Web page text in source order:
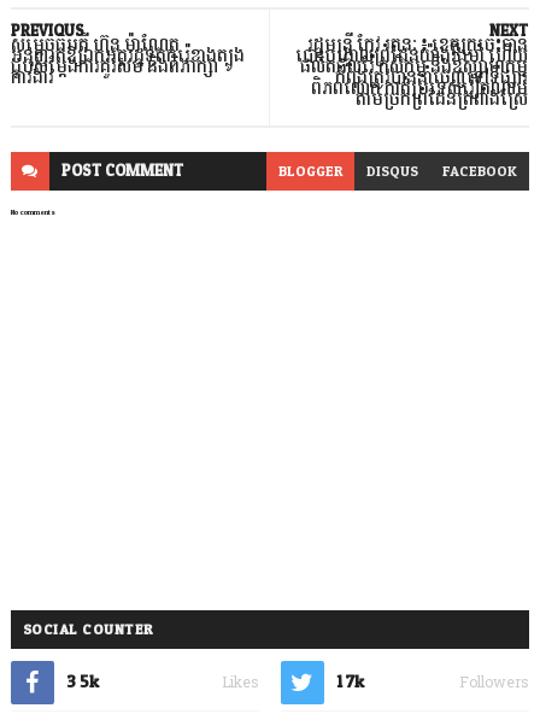
NEXT
រដ្ឋមន្ត្រី កែវ រតនៈ៖ ខេត្តក្រចេះបាន
បោះបង្គោលព្រំដែនយ៉ាងរឹងមាំ ហើយ
ផលិតផលរ៉ែ កសិកម្ម និងឧស្សាហកម្ម
កំពុងត្រូវបាននាំចេញទៅទីផ្សារ
ពិភពលោក កាត់ប្រទេសវៀតណាម
តាមច្រកព្រំដែនត្រពាំងស្រែ
PREVIOUS
សម្តេចធិបតី ហ៊ុន ម៉ាណែត
អនុញ្ញាតឱ្យឯកអគ្គរដ្ឋទូតកូរ៉េខាងត្បូង
ជួបសម្តែងការគួរសម និងពិភាក្សា
ការងារ
POSTCOMMENT BLOGGER DISQUS FACEBOOK
No comments
SOCIAL COUNTER
3.5k Likes 1.7k Followers